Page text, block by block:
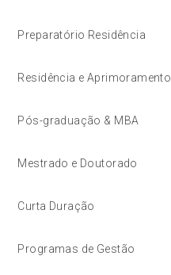
Preparatório Residência
Residência e Aprimoramento
Pós-graduação & MBA
Mestrado e Doutorado
Curta Duração
Programas de Gestão